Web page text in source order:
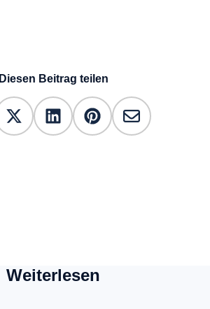
Diesen Beitrag teilen
Weiterlesen